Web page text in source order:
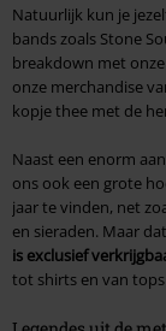
Natuurlijk kun je
bands zoals Stone
breakdown met
onze merchandise
kopje thee met de
Naast een enorm
ons ook een grote
jaar te vinden, net
en sieraden. Maar
is exclusief
tot shirts en van